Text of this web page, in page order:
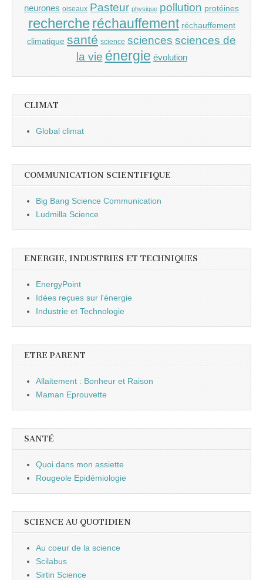
neurones oiseaux Pasteur physique pollution protéines
recherche réchauffement réchauffement
climatique santé science sciences sciences de
la vie énergie évolution
CLIMAT
Global climat
COMMUNICATION SCIENTIFIQUE
Big Bang Science Communication
Ludmilla Science
ENERGIE, INDUSTRIES ET TECHNIQUES
EnergyPoint
Idées reçues sur l'énergie
Industrie et Technologie
ETRE PARENT
Allaitement : Bonheur et Raison
Maman Eprouvette
SANTÉ
Quoi dans mon assiette
Rougeole Epidémiologie
SCIENCE AU QUOTIDIEN
Au coeur de la science
Scilabus
Sirtin Science